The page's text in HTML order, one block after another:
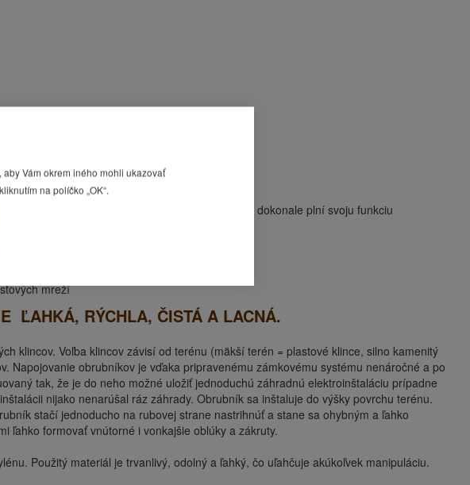
hornú hranu obrubníka, ktorý neviditeľne, ale dokonale plní svoju funkciu
vzhľadu záhrady
priania zákazníka
mreží
ĽAHKÁ, RÝCHLA, ČISTÁ A LACNÁ.
klincov. Voľba klincov závisí od terénu (mäkší terén = plastové klince, silno kamenitý
Napojovanie obrubníkov je vďaka pripravenému zámkovému systému nenáročné a po
tak, že je do neho možné uložiť jednoduchú záhradnú elektroinštaláciu prípadne
nijako nenarúšal ráz záhrady. Obrubník sa inštaluje do výšky povrchu terénu.
stačí jednoducho na rubovej strane nastrihnúť a stane sa ohybným a ľahko
ľahko formovať vnútorné i vonkajšie oblúky a zákruty.
Použitý materiál je trvanlivý, odolný a ľahký, čo uľahčuje akúkoľvek manipuláciu.
Vám okrem iného mohli ukazovať
na políčko „OK“.